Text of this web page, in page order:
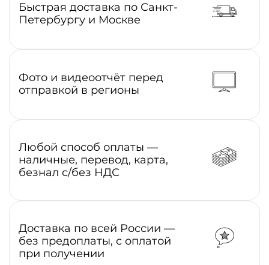
Быстрая доставка по Санкт-
Петербургу и Москве
Фото и видеоотчёт перед
отправкой в регионы
Любой способ оплаты —
наличные, перевод, карта,
безнал с/без НДС
Доставка по всей России —
без предоплаты, с оплатой
при получении